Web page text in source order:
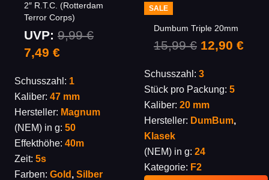
2″ R.T.C. (Rotterdam
Terror Corps)
UVP: 9,99€
Ursprünglicher
war:
9,99 €
7,49 €Aktueller
ist:
7,49 €.
Schusszahl: 1
Kaliber: 47 mm
Hersteller: Magnum
(NEM) in g: 50
Effekthöhe: 40m
Zeit: 5s
Farben: Gold , Silber
SALE
Dumbum Triple 20mm
15,99€
war:
15,99 €
12,90 €
Schusszahl: 3
Stück pro Packung: 5
Kaliber: 20 mm
Hersteller: DumBum,
Klasek
(NEM) in g: 24
Kategorie: F2